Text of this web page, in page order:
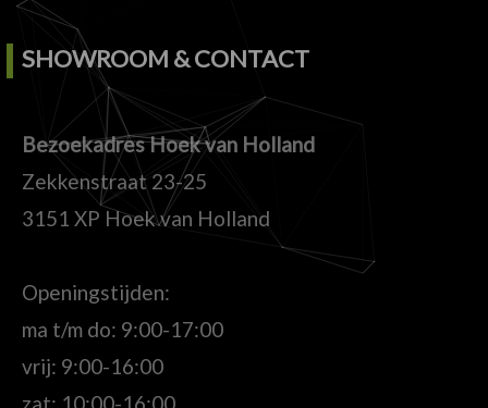
SHOWROOM & CONTACT
Bezoekadres Hoek van Holland
Zekkenstraat 23-25
3151 XP Hoek van Holland
Openingstijden:
ma t/m do: 9:00-17:00
vrij: 9:00-16:00
zat: 10:00-16:00